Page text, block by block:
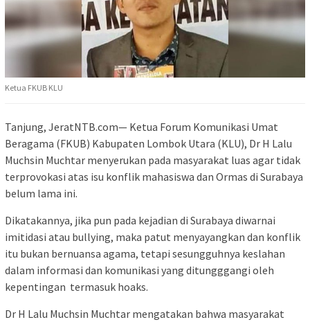
Ketua FKUB KLU
Tanjung, JeratNTB.com— Ketua Forum Komunikasi Umat
Beragama (FKUB) Kabupaten Lombok Utara (KLU), Dr H Lalu
Muchsin Muchtar menyerukan pada masyarakat luas agar tidak
terprovokasi atas isu konflik mahasiswa dan Ormas di Surabaya
belum lama ini.
Dikatakannya, jika pun pada kejadian di Surabaya diwarnai
imitidasi atau bullying, maka patut menyayangkan dan konflik
itu bukan bernuansa agama, tetapi sesungguhnya keslahan
dalam informasi dan komunikasi yang ditungggangi oleh
kepentingan termasuk hoaks.
Dr H Lalu Muchsin Muchtar mengatakan bahwa masyarakat